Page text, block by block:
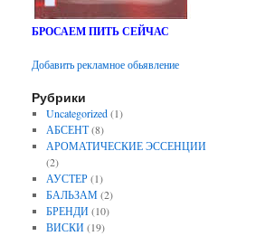
БРОСАЕМ ПИТЬ СЕЙЧАС
Добавить рекламное обьявление
Рубрики
Uncategorized(1)
АБСЕНТ(8)
АРОМАТИЧЕСКИЕ ЭССЕНЦИИ
(2)
АУСТЕР(1)
БАЛЬЗАМ(2)
БРЕНДИ(10)
ВИСКИ(19)